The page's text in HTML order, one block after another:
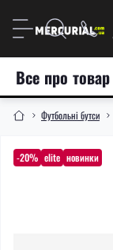
Футбольні бутси
Все про товар
-20% elite новинки